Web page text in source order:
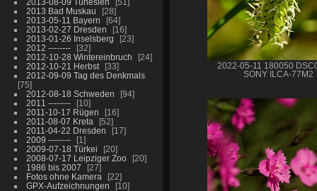
2013 Bad Muskau
28
2013-05-11 Bayern
64
2013-02-27 Dresden
16
2013-01-26 Inselsberg
23
2012 --------
32
2012-10-28 Wintereinbruch
24
2012-10-21 Herbst
33
2012-09-09 Tag des Denkmals
75
2012-08-18 Schweden
94
2011 --------
10
2011-10-17 Rügen
16
2011-08-07 Kreta
52
2011-04-22 Dresden
17
2009 --------
1
2009-07-18 Türkei
20
2008-07-17 Leipziger Zoo
20
1986 bis 2007
27
Fotos ohne Kamera
22
GPX-Aufzeichnungen
10
2022-05-11 180050
SONY ILCA-77M2